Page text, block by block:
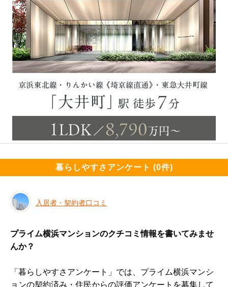
暮らしやすさアンケート (0件)
入居者・契約者口コミ
プライム横浜マンションのクチコミ情報を書いてみませ
んか？
「暮らしやすさアンケート」では、プライム横浜マンシ
ョンの契約済み・住民からの評価アンケートを募集して